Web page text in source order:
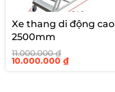
Xe thang di động cao
2500mm
11.000.000₫
Giá
gốc
10.000.000 ₫Giá